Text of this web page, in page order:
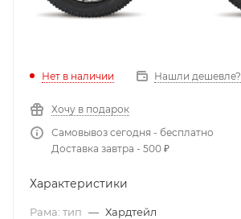
Нет в наличии Нашли дешевле?
Хочу в подарок
Самовывоз сегодня - бесплатно
Доставка завтра - 500 ₽
Характеристики
Рама: тип — Хардтейл